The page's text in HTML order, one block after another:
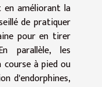
améliorant la
de pratiquer
pour en tirer
parallèle, les
à pied ou
d'endorphines,